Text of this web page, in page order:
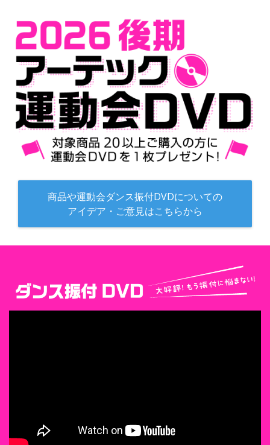
商品や運動会ダンス振付DVDについての
アイデア・ご意見はこちらから